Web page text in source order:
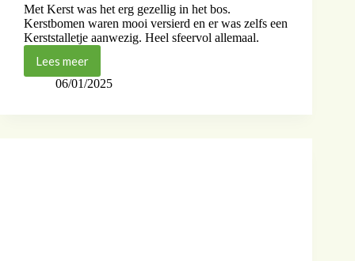
Met Kerst was het erg gezellig in het bos.
Kerstbomen waren mooi versierd en er was zelfs een
Kerststalletje aanwezig. Heel sfeervol allemaal.
Lees meer
06/01/2025